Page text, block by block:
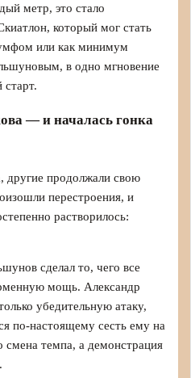
метр, это стало
который мог стать
или как минимум
в одно мгновение
старт.
— и началась гонка
другие продолжали свою
перестроения, и
растворилось:
сделал то, чего все
мощь. Александр
убедительную атаку,
по-настоящему сесть ему на
темпа, а демонстрация